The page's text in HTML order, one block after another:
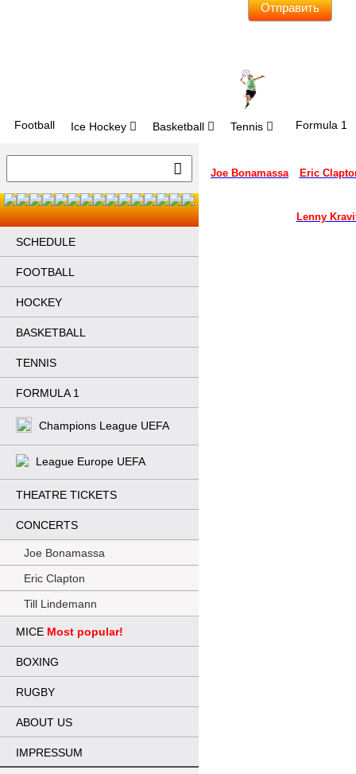
Отправить
Football Ice Hockey Basketball Tennis Formula 1
Joe Bonamassa Eric
Lenny
SCHEDULE
FOOTBALL
HOCKEY
BASKETBALL
TENNIS
FORMULA 1
Champions League UEFA
League Europe UEFA
THEATRE TICKETS
CONCERTS
Joe Bonamassa
Eric Clapton
Till Lindemann
MICE Most popular!
BOXING
RUGBY
ABOUT US
IMPRESSUM